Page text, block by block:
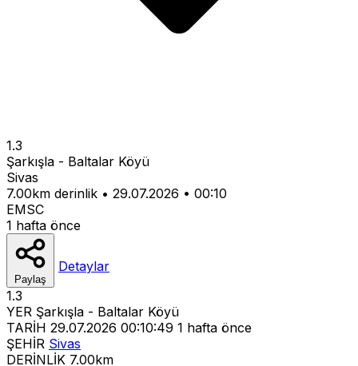
1.3
Şarkışla - Baltalar Köyü
Sivas
7.00km derinlik • 29.07.2026 • 00:10
EMSC
1 hafta önce
Paylaş
Detaylar
1.3
YER Şarkışla - Baltalar Köyü
TARİH 29.07.2026 00:10:49 1 hafta önce
ŞEHİR Sivas
DERİNLİK 7.00km